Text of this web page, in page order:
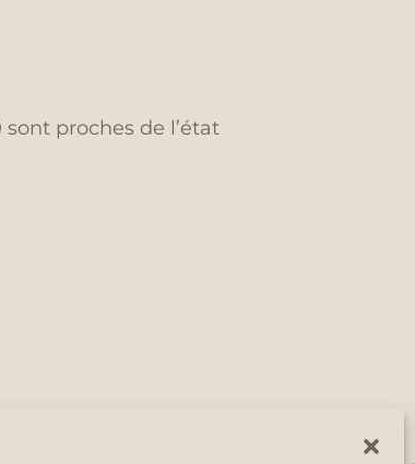
proches de l’état